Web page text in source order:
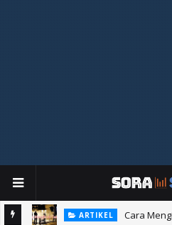
ARTIKEL Cara